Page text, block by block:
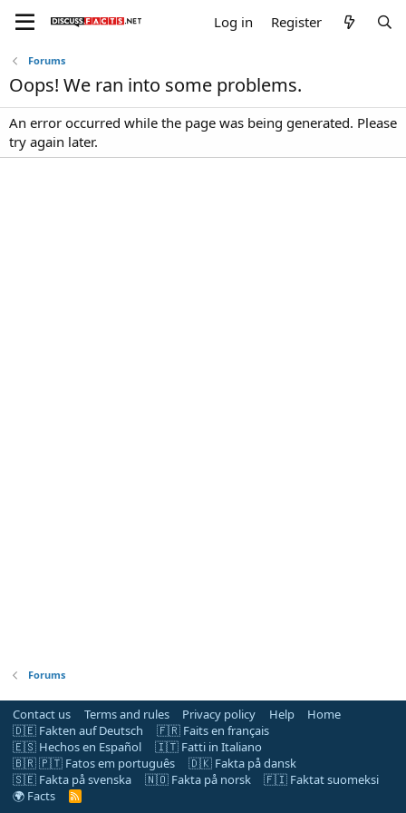
Log in Register
Forums
Oops! We ran into some problems.
An error occurred while the page was being generated. Please
try again later.
Forums
Contact us Terms and rules Privacy policy Help
Home
🇩🇪 Fakten auf Deutsch
🇫🇷 Faits en français
🇪🇸 Hechos en Español
🇮🇹 Fatti in Italiano
🇧🇷 🇵🇹 Fatos em português
🇩🇰 Fakta på dansk
🇸🇪 Fakta på svenska
🇳🇴 Fakta på norsk
🇫🇮 Faktat suomeksi
🌍 Facts
R